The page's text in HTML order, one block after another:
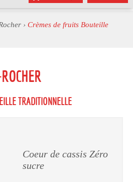
› Crèmes de fruits Bouteille
TRADITIONNELLE
Coeur de cassis Zéro
sucre